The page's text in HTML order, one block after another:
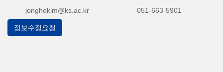
jonghokim@ks.ac.kr 051-663-5901
정보수정요청